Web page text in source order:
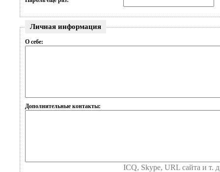
Личная информация
О себе:
Дополнительные контакты:
ICQ, Skype, URL сайта и т.